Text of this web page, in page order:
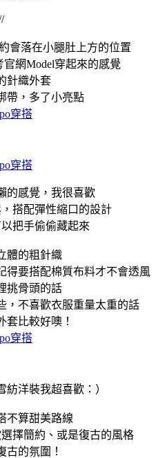
會落在小腿肚上方的位置
網Model穿起來的感覺
針織外套
帶，多了小亮點
的感覺，我很喜歡
搭配彈性縮口的設計
把手偷偷藏起來
體的粗針織
得要搭配棉質布料才不會透風
挑骨頭的話
，不喜歡衣服重量太重的話
套比較好噢！
洋裝我超喜歡：）
不算甜美路線
擇簡約、或是復古的風格
古的氛圍！